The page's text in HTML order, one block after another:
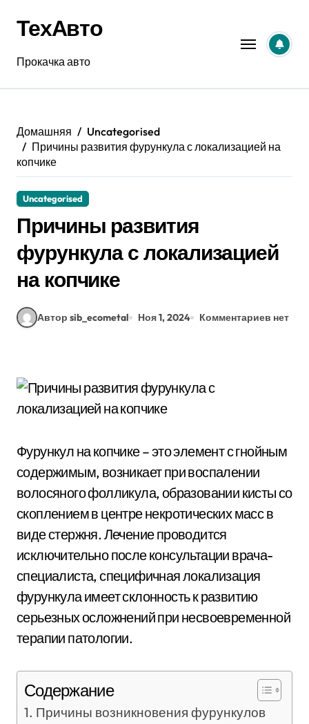
содержанию
ТехАвто
Прокачка авто
Домашняя
Uncategorised
Причины развития фурункула с локализацией на
копчике
Uncategorised
Причины развития
фурункула с локализацией
на копчике
Автор sib_ecometal Ноя 1, 2024 Комментариев нет
Фурункул на копчике – это элемент с гнойным
содержимым, возникает при воспалении
волосяного фолликула, образовании кисты со
скоплением в центре некротических масс в
виде стержня. Лечение проводится
исключительно после консультации врача-
специалиста, специфичная локализация
фурункула имеет склонность к развитию
серьезных осложнений при несвоевременной
терапии патологии.
Содержание
Причины возникновения фурункулов